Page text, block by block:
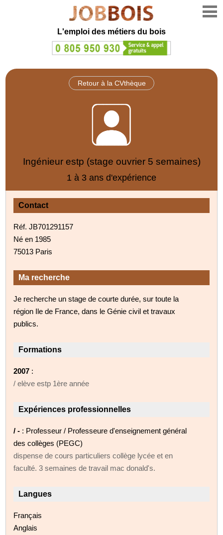
L'emploi des métiers du bois
Retour à la CVthèque
Ingénieur estp (stage ouvrier 5 semaines)
1 à 3 ans d'expérience
Contact
Réf. JB701291157
Né en 1985
75013 Paris
Ma recherche
Je recherche un stage de courte durée, sur toute la
région Ile de France, dans le Génie civil et travaux
publics.
Formations
2007 :
/ elève estp 1ère année
Expériences professionnelles
/ - : Professeur / Professeure d'enseignement général
des collèges (PEGC)
dispense de cours particuliers collège lycée et en
faculté. 3 semaines de travail mac donald's.
Langues
Français
Anglais